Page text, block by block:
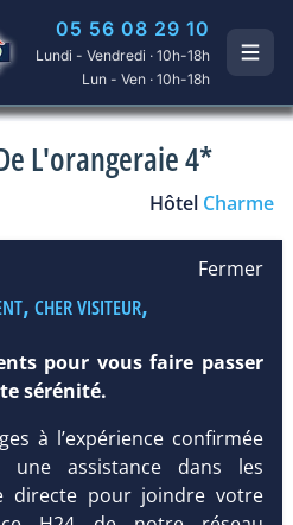
05 56 08 29 10
Lundi - Vendredi · 10h-18h
Lun - Ven · 10h-18h
L'orangeraie 4*
Hôtel Charme
Fermer
cher visiteur,
pour vous faire passer
sérénité.
à l’expérience confirmée
une assistance dans les
directe pour joindre votre